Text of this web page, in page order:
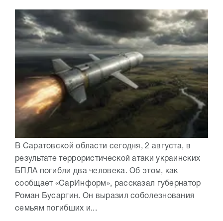
В Саратовской области сегодня, 2 августа, в
результате террористической атаки украинских
БПЛА погибли два человека. Об этом, как
сообщает «СарИнформ», рассказал губернатор
Роман Бусаргин. Он выразил соболезнования
семьям погибших и...